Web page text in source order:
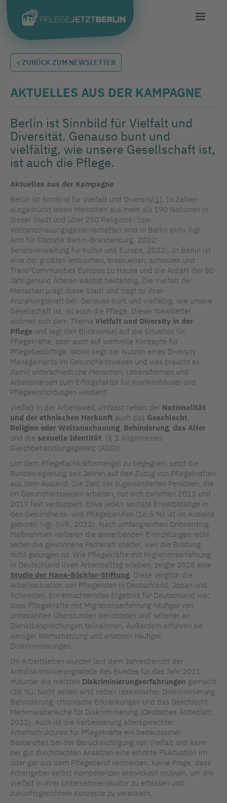
< ZURÜCK ZUM NEWSLETTER
AKTUELLES AUS DER KAMPAGNE
Berlin ist Sinnbild für Vielfalt und
Diversität. Genauso bunt und
vielfältig, wie unsere Gesellschaft ist,
ist auch die Pflege.
Aktuelles aus der Kampagne
Berlin ist Sinnbild für Vielfalt und Diversity[1]. In Zahlen
ausgedrückt leben Menschen aus mehr als 190 Nationen in
dieser Stadt und über 250 Religions- bzw.
Weltanschauungsgemeinschaften sind in Berlin aktiv (vgl.
Amt für Statistik Berlin-Brandenburg, 2022;
Senatsverwaltung für Kultur und Europa, 2022). In Berlin ist
eine der größten lesbischen, bisexuellen, schwulen und
Trans*Communities Europas zu Hause und die Anzahl der 80-
Jährigenund Älteren wächst beständig. Die Vielfalt der
Menschen prägt diese Stadt und trägt zu ihrer
Anziehungskraft bei. Genauso bunt und vielfältig, wie unsere
Gesellschaft ist, ist auch die Pflege. Dieser Newsletter
widmet sich dem Thema Vielfalt und Diversity in der
Pflege und legt den Blickwinkel auf die Situation für
Pflegekräfte, aber auch auf wertvolle Konzepte für
Pflegebedürftige. Worin liegt der Nutzen eines Diversity
Managements im Gesundheitswesen und was braucht es
damit unterschiedliche Menschen, Lebensformen und
Arbeitsweisen zum Erfolgsfaktor für Krankenhäuser und
Pflegeeinrichtungen werden?
Vielfalt in der Arbeitswelt umfasst neben der Nationalität
und der ethnischen Herkunft auch das Geschlecht,
Religion oder Weltanschauung, Behinderung, das Alter
und die sexuelle Identität (§ 1 Allgemeines
Gleichbehandlungsgesetz (AGG)).
Um dem Pflegefachkräftemangel zu begegnen, setzt die
Bundesregierung seit Jahren auf den Zuzug von Pflegekräften
aus dem Ausland. Die Zahl der zugewanderten Personen, die
im Gesundheitswesen arbeiten, hat sich zwischen 2013 und
2019 fast verdoppelt. Etwa jede/r sechste Erwerbstätige in
den Gesundheits- und Pflegeberufen (16,5 %) ist im Ausland
geboren (vgl. SVR, 2022). Nach umfangreichen Onboarding-
Maßnahmen verlieren die anwerbenden Einrichtungen nicht
selten die gewonnene Fachkraft wieder, weil die Bindung
nicht gelungen ist. Wie Pflegekräfte mit Migrationserfahrung
in Deutschland ihren Arbeitsalltag erleben, zeigte 2018 eine
Studie der Hans-Böckler-Stiftung. Diese verglich die
Arbeitssituation von Pflegenden in Deutschland, Japan und
Schweden. Ein ernüchterndes Ergebnis für Deutschland war,
dass Pflegekräfte mit Migrationserfahrung häufiger von
unbezahlten Überstunden berichteten und seltener an
Dienstbesprechungen teilnahmen. Außerdem erfuhren sie
weniger Wertschätzung und erlebten häufiger
Diskriminierungen.
Im Arbeitsleben wurden laut dem Jahresbericht der
Antidiskriminierungsstelle des Bundes für das Jahr 2021
mitunter die meisten Diskriminierungserfahrungen gemacht
(28 %). Nicht selten sind neben rassistischer Diskriminierung
Behinderung, chronische Erkrankungen und das Geschlecht
Merkmalsbereiche für Diskriminierung (Deutsches Ärzteblatt,
2022). Auch ist die Verbesserung altersgerechter
Arbeitsstrukturen für Pflegekräfte ein bedeutsamer
Bestandteil bei der Berücksichtigung von Vielfalt und kann
bei gut durchdachten Ansätzen eine erhöhte Fluktuation im
oder gar aus dem Pflegeberuf vermeiden. Keine Frage, dass
Arbeitgeber selbst Kompetenzen entwickeln müssen, um die
Vielfalt in ihrer Unternehmenskultur zu erfassen und
zukunftsgerichtete Konzepte zu verankern.